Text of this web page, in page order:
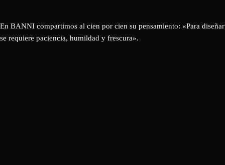
En BANNI compartimos al cien por cien su pensamiento: «Para diseñar
se requiere paciencia, humildad y frescura».